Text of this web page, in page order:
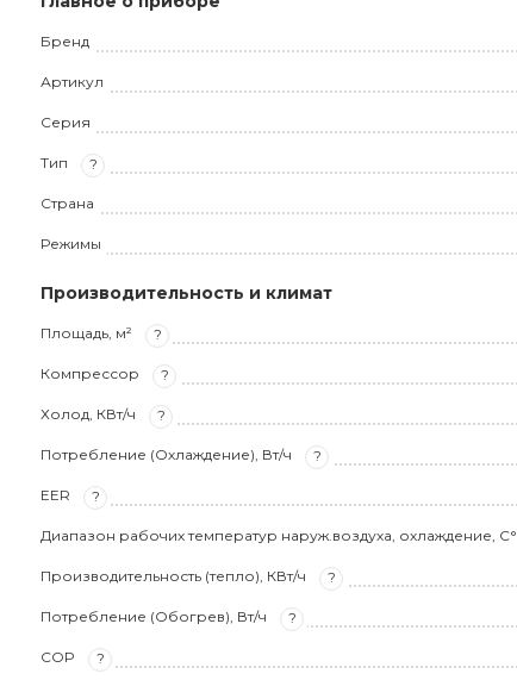
Бренд
Артикул
Серия
Тип ?
Страна
Режимы
Производительность и климат
Площадь, м² ?
Компрессор ?
Холод, КВт/ч ?
Потребление (Охлаждение), Вт/ч ?
EER ?
Диапазон рабочих температур наруж.воздуха, охлаждение, С°
Производительность (тепло), КВт/ч ?
Потребление (Обогрев), Вт/ч ?
COP ?